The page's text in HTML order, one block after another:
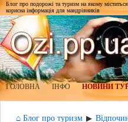
Блог про подорожі та туризм на якому
корисна інформація для мандрівників
ГОЛОВНА ІНФО НОВИНИ
⌂ Блог про туризм ▶